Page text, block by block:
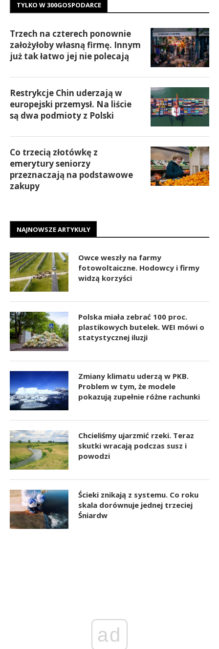
TYLKO W 300GOSPODARCE
Trzech na czterech ponownie
założyłoby własną firmę. Innym
już tak łatwo jej nie polecają
Restrykcje Chin uderzają w
europejski przemysł. Na liście
są dwa podmioty z Polski
Co trzecią złotówkę z
emerytury seniorzy
przeznaczają na podstawowe
zakupy
NAJNOWSZE ARTYKUŁY
Owce weszły na farmy
fotowoltaiczne. Hodowcy i firmy
widzą korzyści
Polska miała zebrać 100 proc.
plastikowych butelek. WEI mówi o
statystycznej iluzji
Zmiany klimatu uderzą w PKB.
Problem w tym, że modele
pokazują zupełnie różne rachunki
Chcieliśmy ujarzmić rzeki. Teraz
skutki wracają podczas susz i
powodzi
Ścieki znikają z systemu. Co roku
skala dorównuje jednej trzeciej
Śniardw
ad